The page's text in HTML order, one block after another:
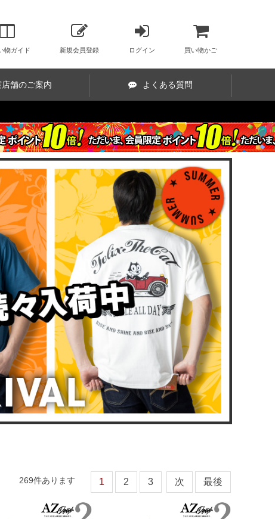
物ガイド 新規会員登録 ログイン 買い物かご
店舗のご案内 よくある質問
269件あります 1 2 3 次 最後